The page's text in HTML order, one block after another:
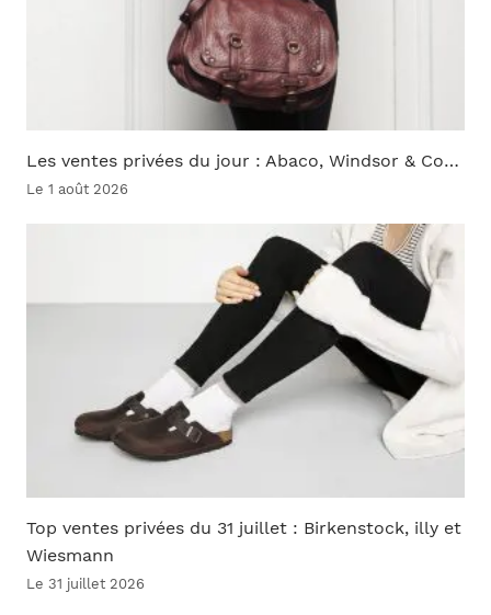
Les ventes privées du jour : Abaco, Windsor & Co…
Le 1 août 2026
Top ventes privées du 31 juillet : Birkenstock, illy et
Wiesmann
Le 31 juillet 2026